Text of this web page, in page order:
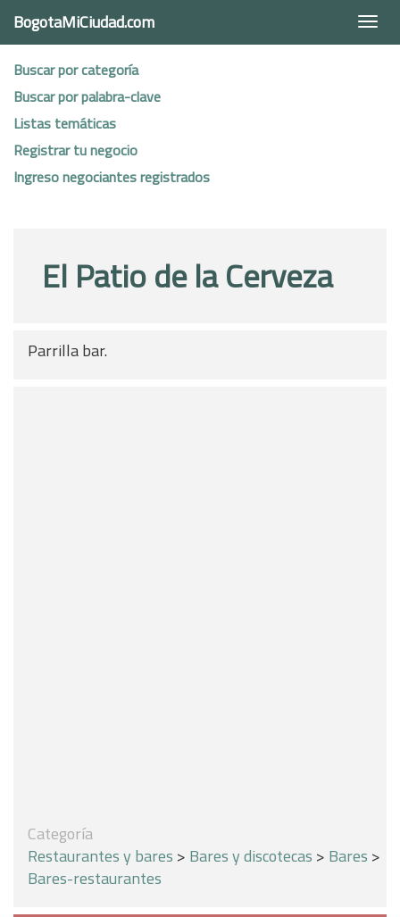
BogotaMiCiudad.com
Buscar por categoría
Buscar por palabra-clave
Listas temáticas
Registrar tu negocio
Ingreso negociantes registrados
El Patio de la Cerveza
Parrilla bar.
Categoría
Restaurantes y bares > Bares y discotecas > Bares >
Bares-restaurantes